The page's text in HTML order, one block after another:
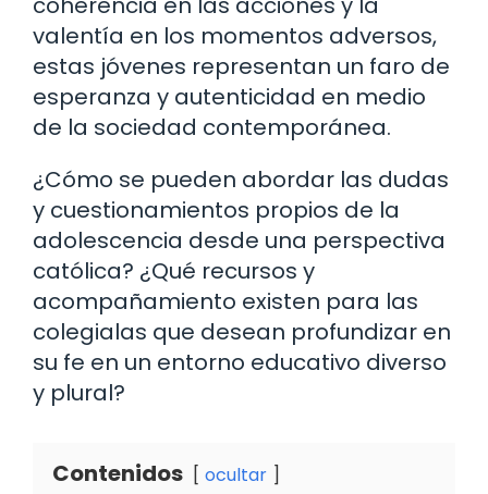
valentía en los momentos adversos,
estas jóvenes representan un faro de
esperanza y autenticidad en medio
de la sociedad contemporánea.
¿Cómo se pueden abordar las dudas
y cuestionamientos propios de la
adolescencia desde una perspectiva
católica? ¿Qué recursos y
acompañamiento existen para las
colegialas que desean profundizar en
su fe en un entorno educativo diverso
y plural?
Contenidos ocultar